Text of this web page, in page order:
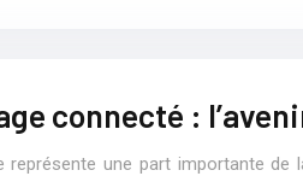
connecté :
représente une part importante de